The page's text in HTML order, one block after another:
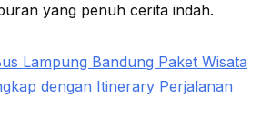
yang penuh cerita indah.
Lampung Bandung Paket Wisata
dengan Itinerary Perjalanan